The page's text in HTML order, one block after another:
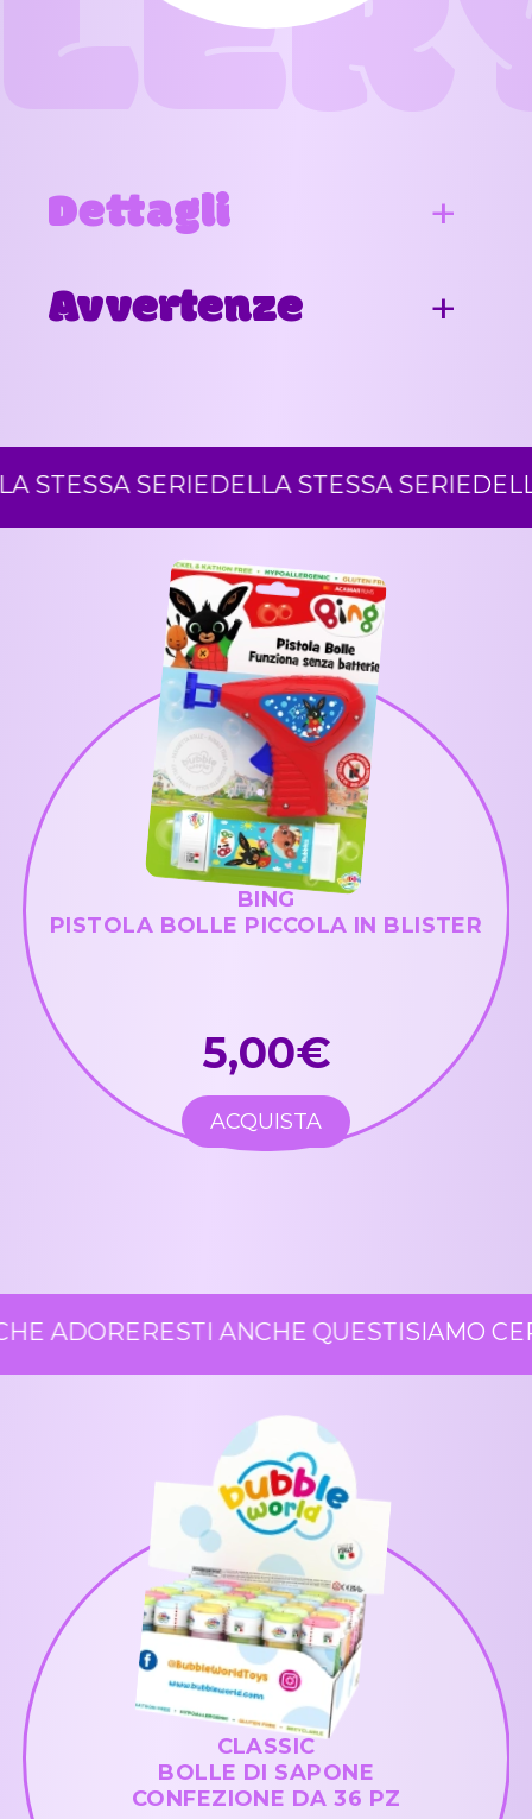
Dettagli
Avvertenze
SERIEDELLA STESSA SERIEDELLA
BING
PISTOLA BOLLE PICCOLA IN BLISTER
5,00€
ACQUISTA
ADORERESTI ANCHE QUESTISIAMO
CLASSIC
BOLLE DI SAPONE
CONFEZIONE DA 36 PZ